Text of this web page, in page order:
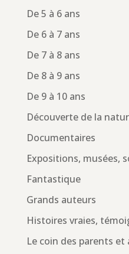
De 5 à 6 ans
De 6 à 7 ans
De 7 à 8 ans
De 8 à 9 ans
De 9 à 10 ans
Découverte de la
Documentaires
Expositions, musées,
Fantastique
Grands auteurs
Histoires vraies,
Le coin des parents